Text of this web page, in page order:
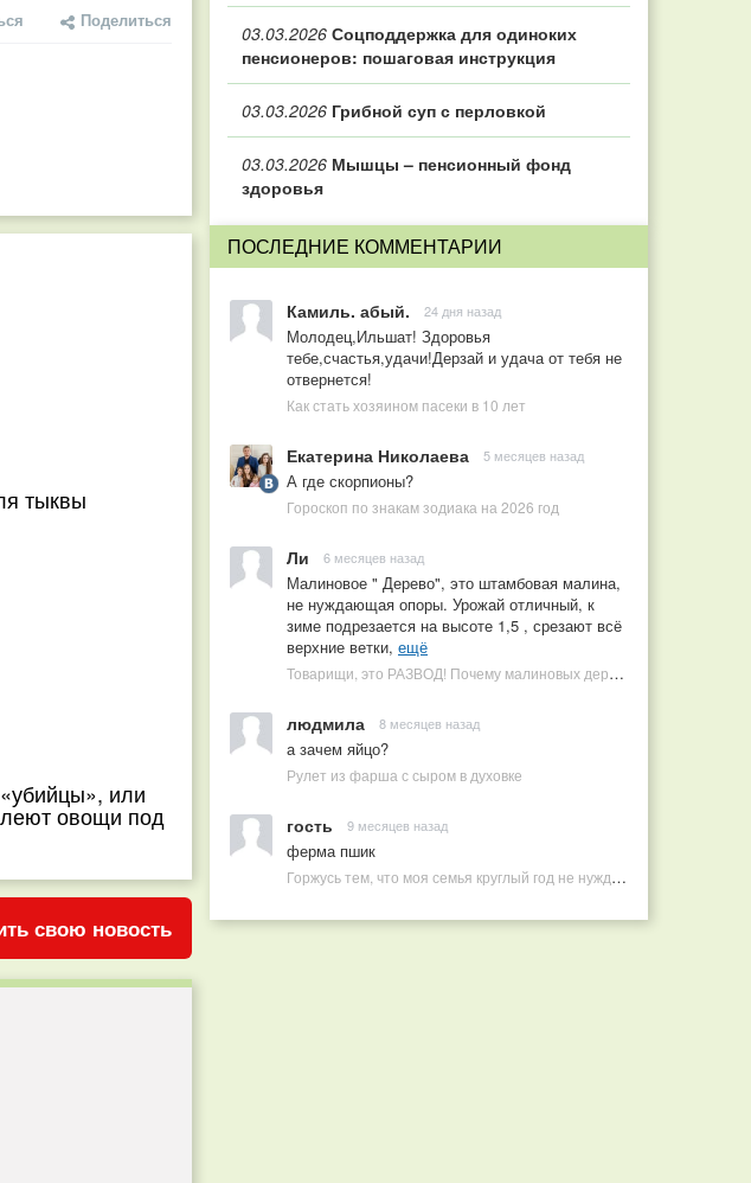
Поделиться
тыквы
или
овощи под
свою новость
03.03.2026 Соцподдержка для одиноких
пенсионеров: пошаговая инструкция
03.03.2026 Грибной суп с перловкой
03.03.2026 Мышцы – пенсионный фонд
здоровья
ПОСЛЕДНИЕ КОММЕНТАРИИ
Камиль. абый. 24 дня назад
Молодец,Ильшат! Здоровья
тебе,счастья,удачи!Дерзай и удача от тебя не
отвернется!
Как стать хозяином пасеки в 10 лет
Екатерина Николаева 5 месяцев назад
А где скорпионы?
Гороскоп по знакам зодиака на 2026 год
Ли 6 месяцев назад
Малиновое " Дерево", это штамбовая малина,
не нуждающая опоры. Урожай отличный, к
зиме подрезается на высоте 1,5 , срезают всё
верхние ветки, ещё
Товарищи, это РАЗВОД! Почему малиновых деревьев не бывает, или Как ушлые продавцы наживаются на мечтах садоводов
людмила 8 месяцев назад
а зачем яйцо?
Рулет из фарша с сыром в духовке
гость 9 месяцев назад
ферма пшик
Горжусь тем, что моя семья круглый год не нуждается в покупных витаминах